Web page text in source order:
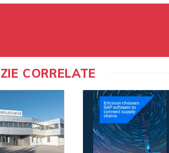
CORRELATE